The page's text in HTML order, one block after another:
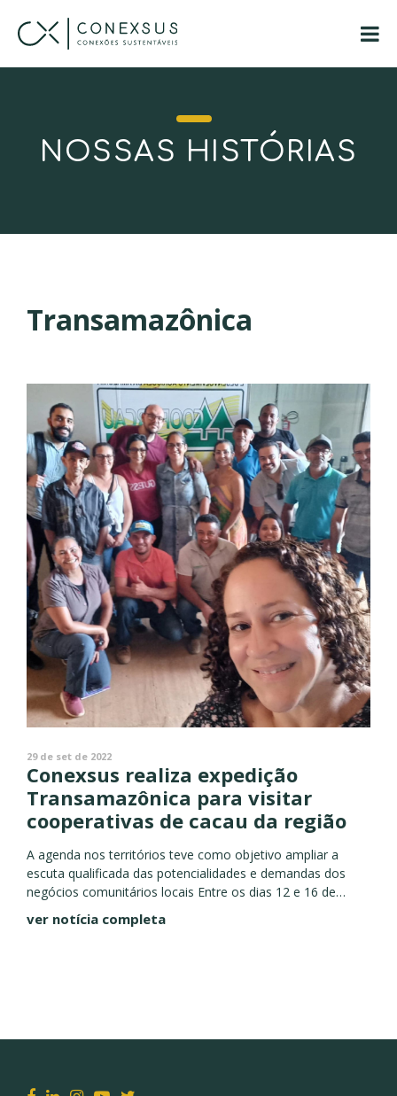
NOSSAS HISTÓRIAS
Transamazônica
29 de set de 2022
Conexsus realiza expedição
Transamazônica para visitar
cooperativas de cacau da região
A agenda nos territórios teve como objetivo ampliar a
escuta qualificada das potencialidades e demandas dos
negócios comunitários locais Entre os dias 12 e 16 de
setembro, a Conexsus - representada por integrantes do
programa...
ver notícia completa